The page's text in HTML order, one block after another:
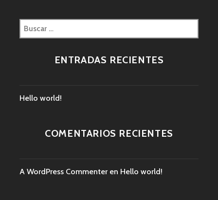
Buscar:
ENTRADAS RECIENTES
Hello world!
COMENTARIOS RECIENTES
A WordPress Commenter en Hello world!